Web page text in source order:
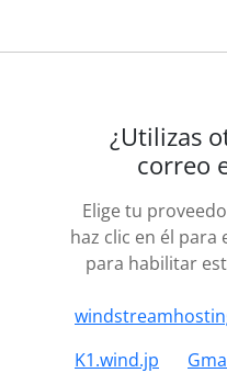
¿Utilizas
correo
Elige tu
haz clic en él
para habilitar
K1.wind.jp